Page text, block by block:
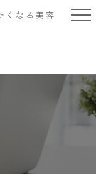
くなる美容